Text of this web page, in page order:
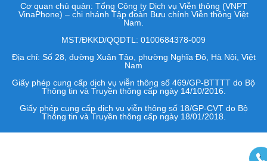
Cơ quan chủ quản: Tổng Công ty Dịch vụ Viễn thông (VNPT
VinaPhone) – chi nhánh Tập đoàn Bưu chính Viễn thông Việt
Nam.
MST/ĐKKD/QQDTL: 0100684378-009
Địa chỉ: Số 28, đường Xuân Tảo, phường Nghĩa Đô, Hà Nội, Việt
Nam
Giấy phép cung cấp dịch vụ viễn thông số 469/GP-BTTTT do Bộ
Thông tin và Truyền thông cấp ngày 14/10/2016.
Giấy phép cung cấp dịch vụ viễn thông số 18/GP-CVT do Bộ
Thông tin và Truyền thông cấp ngày 18/01/2018.